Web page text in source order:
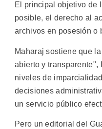
El principal objetivo de
posible, el derecho al
archivos en posesión o
Maharaj sostiene que
abierto y transparente",
niveles de
decisiones
un servicio público
Pero un editorial del